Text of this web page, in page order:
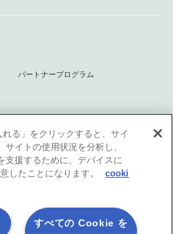
パートナープログラム
れる」をクリックすると、サイ
サイトの使用状況を分析し、
支援するために、デバイスに
したことになります。
cooki
すべての Cookie を